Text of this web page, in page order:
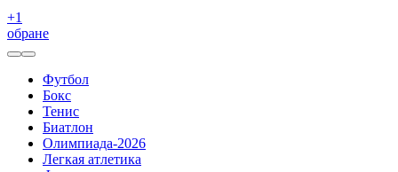
+1
обране
Футбол
Бокс
Тенис
Биатлон
Олимпиада-2026
Легкая атлетика